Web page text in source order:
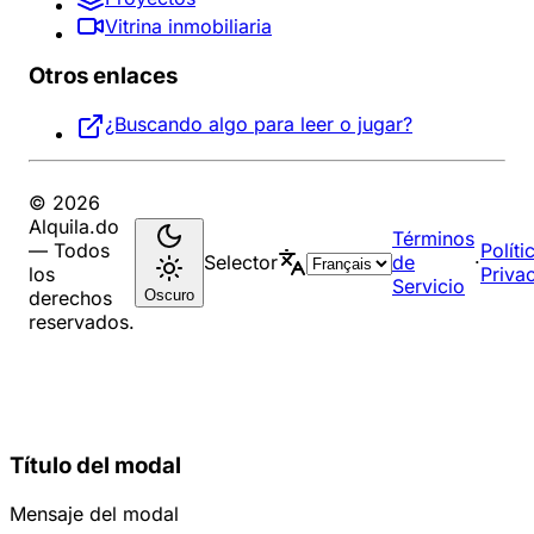
Vitrina inmobiliaria
Otros enlaces
¿Buscando algo para leer o jugar?
© 2026
Alquila.do
— Todos
los
derechos
reservados.
Oscuro
Selector
Términos
de
Servicio
·
Título del modal
Mensaje del modal